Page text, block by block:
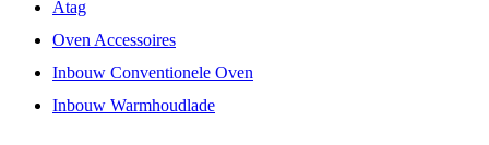
Atag
Oven Accessoires
Inbouw Conventionele Oven
Inbouw Warmhoudlade